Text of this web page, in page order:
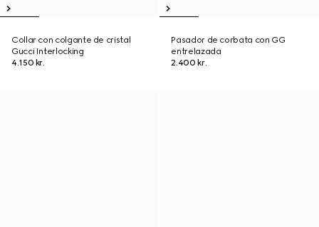
Collar con colgante de cristal
Gucci Interlocking
4.150 kr.
Pasador de corbata con GG
entrelazada
2.400 kr.